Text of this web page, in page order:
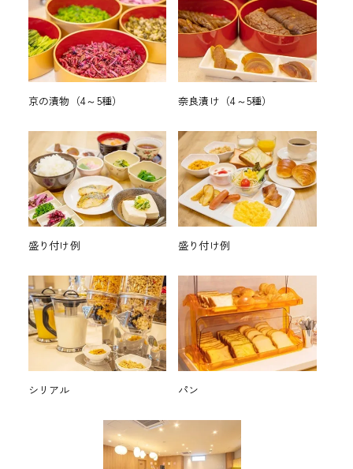
京の漬物（4～5種） 奈良漬け（4～5種）
盛り付け例 盛り付け例
シリアル パン